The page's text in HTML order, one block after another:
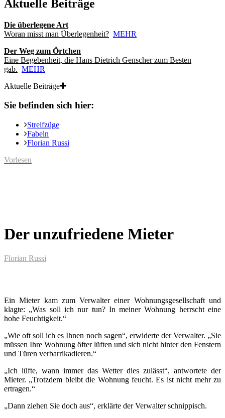
Aktuelle Beiträge
Die überlegene Art
Woran misst man Überlegenheit? MEHR
Der Weg zum Örtchen
Eine Begebenheit, die Hans Dietrich Genscher zum Besten
gab. MEHR
Aktuelle Beiträge
Sie befinden sich hier:
Streifzüge
Fabeln
Florian Russi
Vorlesen
Der unzufriedene Mieter
Florian Russi
Ein Mieter kam zum Verwalter einer Wohnungsgesellschaft und
klagte: „Was soll ich nur tun? In meiner Wohnung herrscht eine
hohe Feuchtigkeit.“
„Wie oft soll ich es Ihnen noch sagen“, erwiderte der Verwalter. „Sie
müssen Ihre Wohnung öfter lüften und sich nicht hinter den Fenstern
und Türen verbarrikadieren.“
„Ich lüfte, wann immer das Wetter dies zulässt“, antwortete der
Mieter. „Trotzdem bleibt die Wohnung feucht. Es ist nicht mehr zu
ertragen.“
„Dann ziehen Sie doch aus“, erklärte der Verwalter schnippisch.